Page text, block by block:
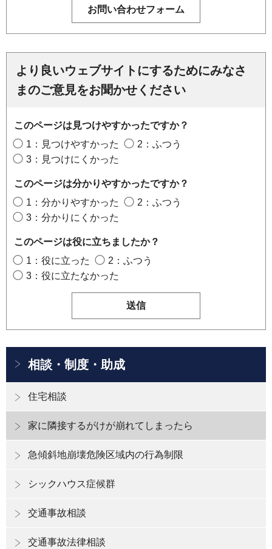
より良いウェブサイトにするためにみなさ
まのご意見をお聞かせください
このページは見つけやすかったですか？
1：見つけやすかった
2：ふつう
3：見つけにくかった
このページは分かりやすかったですか？
1：分かりやすかった
2：ふつう
3：分かりにくかった
このページは役に立ちましたか？
1：役に立った
2：ふつう
3：役に立たなかった
相談・制度・助成
住宅相談
家に隣接するがけが崩れてしまったら
急傾斜地崩壊危険区域内の行為制限
シックハウス症候群
交通事故相談
交通事故法律相談